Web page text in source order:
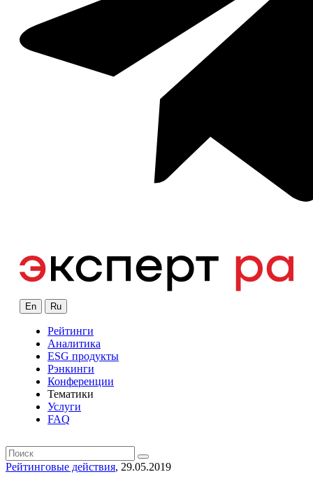
En Ru
Рейтинги
Аналитика
ESG продукты
Рэнкинги
Конференции
Тематики
Услуги
FAQ
Рейтинговые действия, 29.05.2019